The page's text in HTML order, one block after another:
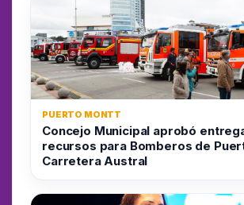
PUERTO MONTT
Concejo Municipal aprobó
recursos para Bomberos de
Carretera Austral